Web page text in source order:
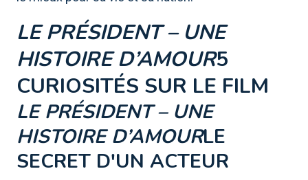
LE PRÉSIDENT – ​​UNE
HISTOIRE D’AMOUR5
CURIOSITÉS SUR LE FILM
LE PRÉSIDENT – ​​UNE
HISTOIRE D’AMOURLE
SECRET D'UN ACTEUR